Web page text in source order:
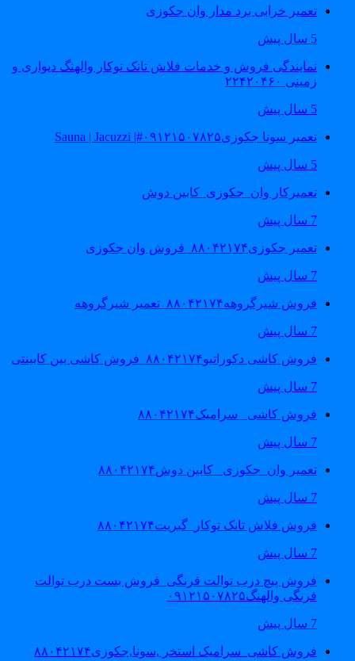
تعمیر خرابی برد مدار وان جکوزی
نمایندگی فروش و خدمات فلاش تانک توکار والهنگ دیواری و
زمینی ۲۲۴۲۰۴۶۰
تعمیر سونا جکوزی۰۹۱۲۱۵۰۷۸۲۵#| Sauna | Jacuzzi
تعمیرکار وان_جکوزی_کابین دوش
تعمیر جکوزی۸۸۰۴۲۱۷۴_فروش وان جکوزی
فروش شیرگروهه۸۸۰۴۲۱۷۴_تعمیر شیرگروهه
فروش کاشی دکوراتیو۸۸۰۴۲۱۷۴_فروش کاشی بین کابینتی
فروش کاشی _سرامیک۸۸۰۴۲۱۷۴
تعمیر وان_جکوزی_ کابین دوش۸۸۰۴۲۱۷۴
فروش فلاش تانک توکار_گبریت۸۸۰۴۲۱۷۴
فروش پیچ درب توالت فرنگی_فروش بست درب توالت
فرنگی والهنگ۰۹۱۲۱۵۰۷۸۲۵
فروش کاشی_سرامیک استخر ,سونا,جکوزی۸۸۰۴۲۱۷۴